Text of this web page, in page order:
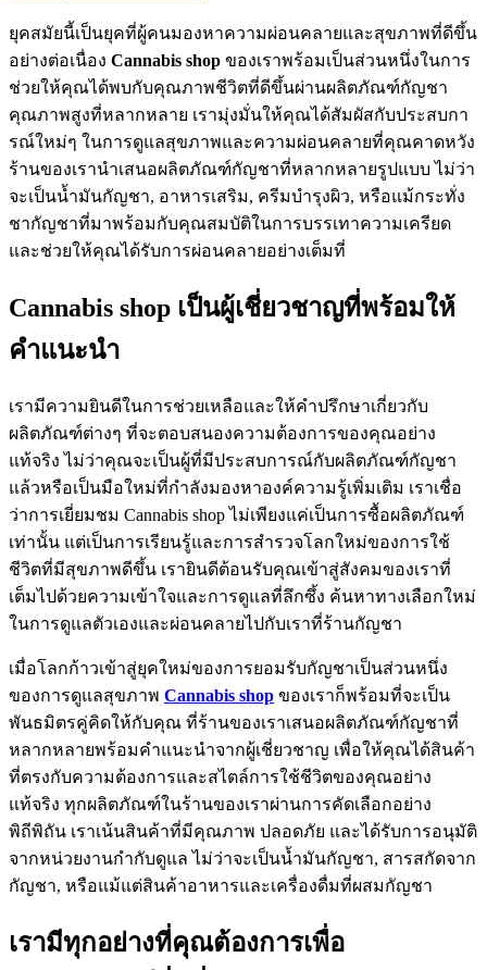
ยุคสมัยนี้เป็นยุคที่ผู้คนมองหาความผ่อนคลายและสุขภาพที่ดีขึ้น
อย่างต่อเนื่อง Cannabis shop ของเราพร้อมเป็นส่วนหนึ่งในการ
ช่วยให้คุณได้พบกับคุณภาพชีวิตที่ดีขึ้นผ่านผลิตภัณฑ์กัญชา
คุณภาพสูงที่หลากหลาย เรามุ่งมั่นให้คุณได้สัมผัสกับประสบกา
รณ์ใหม่ๆ ในการดูแลสุขภาพและความผ่อนคลายที่คุณคาดหวัง
ร้านของเรานำเสนอผลิตภัณฑ์กัญชาที่หลากหลายรูปแบบ ไม่ว่า
จะเป็นน้ำมันกัญชา, อาหารเสริม, ครีมบำรุงผิว, หรือแม้กระทั่ง
ชากัญชาที่มาพร้อมกับคุณสมบัติในการบรรเทาความเครียด
และช่วยให้คุณได้รับการผ่อนคลายอย่างเต็มที่
Cannabis shop เป็นผู้เชี่ยวชาญที่พร้อมให้
คำแนะนำ
เรามีความยินดีในการช่วยเหลือและให้คำปรึกษาเกี่ยวกับ
ผลิตภัณฑ์ต่างๆ ที่จะตอบสนองความต้องการของคุณอย่าง
แท้จริง ไม่ว่าคุณจะเป็นผู้ที่มีประสบการณ์กับผลิตภัณฑ์กัญชา
แล้วหรือเป็นมือใหม่ที่กำลังมองหาองค์ความรู้เพิ่มเติม เราเชื่อ
ว่าการเยี่ยมชม Cannabis shop ไม่เพียงแค่เป็นการซื้อผลิตภัณฑ์
เท่านั้น แต่เป็นการเรียนรู้และการสำรวจโลกใหม่ของการใช้
ชีวิตที่มีสุขภาพดีขึ้น เรายินดีต้อนรับคุณเข้าสู่สังคมของเราที่
เต็มไปด้วยความเข้าใจและการดูแลที่ลึกซึ้ง ค้นหาทางเลือกใหม่
ในการดูแลตัวเองและผ่อนคลายไปกับเราที่ร้านกัญชา
เมื่อโลกก้าวเข้าสู่ยุคใหม่ของการยอมรับกัญชาเป็นส่วนหนึ่ง
ของการดูแลสุขภาพ Cannabis shop ของเราก็พร้อมที่จะเป็น
พันธมิตรคู่คิดให้กับคุณ ที่ร้านของเราเสนอผลิตภัณฑ์กัญชาที่
หลากหลายพร้อมคำแนะนำจากผู้เชี่ยวชาญ เพื่อให้คุณได้สินค้า
ที่ตรงกับความต้องการและสไตล์การใช้ชีวิตของคุณอย่าง
แท้จริง ทุกผลิตภัณฑ์ในร้านของเราผ่านการคัดเลือกอย่าง
พิถีพิถัน เราเน้นสินค้าที่มีคุณภาพ ปลอดภัย และได้รับการอนุมัติ
จากหน่วยงานกำกับดูแล ไม่ว่าจะเป็นน้ำมันกัญชา, สารสกัดจาก
กัญชา, หรือแม้แต่สินค้าอาหารและเครื่องดื่มที่ผสมกัญชา
เรามีทุกอย่างที่คุณต้องการเพื่อ